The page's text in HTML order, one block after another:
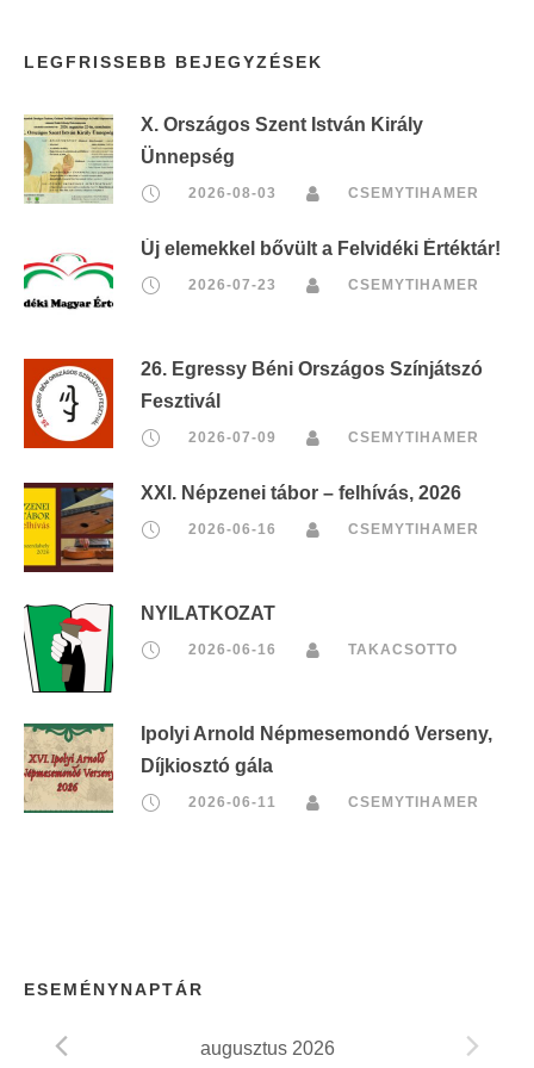
LEGFRISSEBB BEJEGYZÉSEK
X. Országos Szent István Király
Ünnepség
2026-08-03 CSEMYTIHAMER
Új elemekkel bővült a Felvidéki Értéktár!
2026-07-23 CSEMYTIHAMER
26. Egressy Béni Országos Színjátszó
Fesztivál
2026-07-09 CSEMYTIHAMER
XXI. Népzenei tábor – felhívás, 2026
2026-06-16 CSEMYTIHAMER
NYILATKOZAT
2026-06-16 TAKACSOTTO
Ipolyi Arnold Népmesemondó Verseny,
Díjkiosztó gála
2026-06-11 CSEMYTIHAMER
ESEMÉNYNAPTÁR
augusztus 2026